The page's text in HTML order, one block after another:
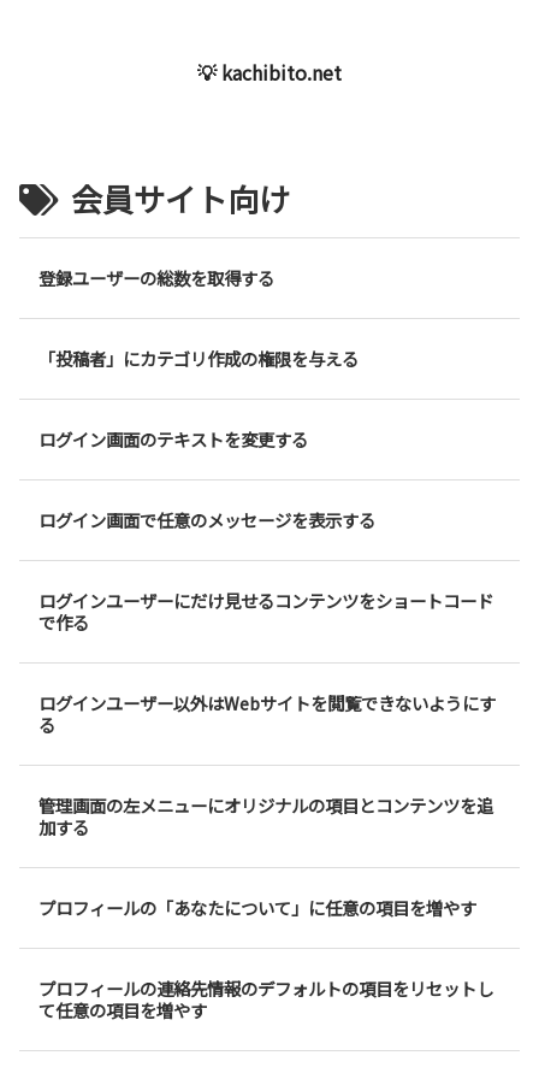
💡 kachibito.net
会員サイト向け
登録ユーザーの総数を取得する
「投稿者」にカテゴリ作成の権限を与える
ログイン画面のテキストを変更する
ログイン画面で任意のメッセージを表示する
ログインユーザーにだけ見せるコンテンツをショートコード
で作る
ログインユーザー以外はWebサイトを閲覧できないようにす
る
管理画面の左メニューにオリジナルの項目とコンテンツを追
加する
プロフィールの「あなたについて」に任意の項目を増やす
プロフィールの連絡先情報のデフォルトの項目をリセットし
て任意の項目を増やす